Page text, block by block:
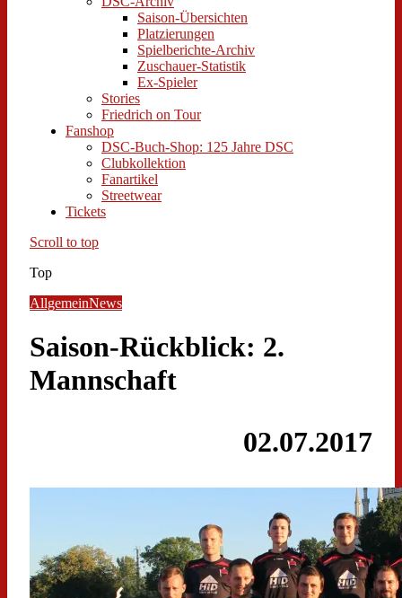
Saison-Übersichten
Platzierungen
Spielberichte-Archiv
Zuschauer-Statistik
Ex-Spieler
Stories
Friedrich on Tour
Fanshop
DSC-Buch-Shop: 125 Jahre DSC
Clubkollektion
Fanartikel
Streetwear
Tickets
Scroll to top
Top
AllgemeinNews
Saison-Rückblick: 2.
Mannschaft
02.07.2017